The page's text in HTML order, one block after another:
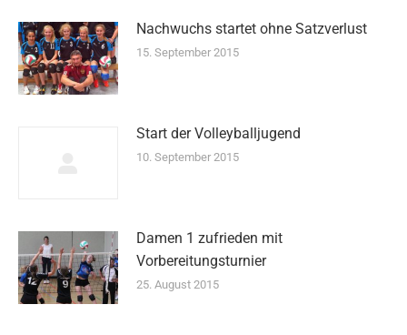
Nachwuchs startet ohne Satzverlust
15. September 2015
Start der Volleyballjugend
10. September 2015
Damen 1 zufrieden mit
Vorbereitungsturnier
25. August 2015